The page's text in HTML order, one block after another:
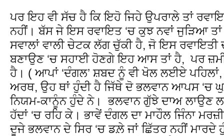
ਪਰ ਇਹ ਵੀ ਸੱਚ ਹੈ ਕਿ ਇਹੋ ਜਿਹੇ ਉਪਰਾਲੇ ਤਾਂ
ਨਹੀਂ। ਬੱਸ ਜੇ ਇਸ ਰਵਾਇਤ ‘ਚ ਕੁਝ ਨਵਾਂ ਜੁੜਿਆ
ਸਵਾਲਾਂ ਵਾਲੀ ਚੇਟਕ ਲੱਗ ਚੁੱਕੀ ਹੈ, ਜੋ ਇਸ
ਬਣਾਉਣ ‘ਚ ਸਹਾਈ ਹੋਣਗੇ ਇਹ ਆਸ ਤਾਂ ਹੈ, ਪਰ
ਹੈ। ( ਆਪਾਂ ‘ਦੰਗਲ’ ਸ਼ਬਦ ਨੂੰ ਵੀ ਖੋਲ ਲਈਏ
ਅਰਥ, ਉਹ ਥਾਂ ਹੁੰਦੀ ਹੈ ਜਿੱਥੇ ਦੋ ਭਲਵਾਨ ਆਪਸ
ਨਿਯਮ-ਕਾਨੂੰਨ ਹੁੰਦੇ ਨੇ। ਭਲਵਾਨ ਗੁੱਝੇ ਦਾਅ
ਹੱਦਾਂ ‘ਚ ਰਹਿ ਕੇ। ਭਾਵੇਂ ਦੰਗਲ ਦਾ ਮਾਹੌਲ ਜਿੰਨਾ
ਦੂਜੇ ਭਲਵਾਨ ਦੇ ਸਿਰ ‘ਚ ਡਲ਼ੇ ਜਾਂ ਛਿੱਤਰ ਨਹੀਂ